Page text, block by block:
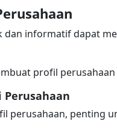
dan informatif dapat
profil
perusahaan, penting